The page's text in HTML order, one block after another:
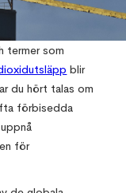
termer som
blir
du hört talas om
förbisedda
för